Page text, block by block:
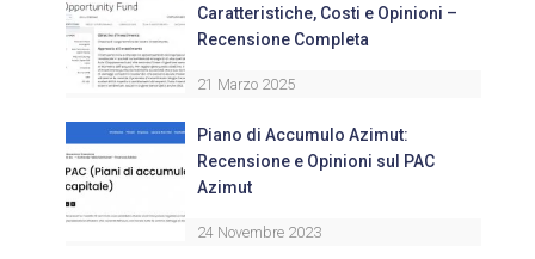
Caratteristiche, Costi e Opinioni –
Recensione Completa
21 Marzo 2025
Piano di Accumulo Azimut:
Recensione e Opinioni sul PAC
Azimut
24 Novembre 2023